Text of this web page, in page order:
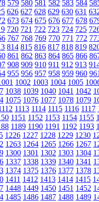
579 580 581 582 583 584
626 627 628 629 630 631
673 674 675 676 677 678
720 721 722 723 724 725
767 768 769 770 771 772
814 815 816 817 818 819
861 862 863 864 865 866
908 909 910 911 912 913
955 956 957 958 959 960 961
1002 1003 1004 1005
1038 1039 1040 1041 1042
1075 1076 1077 1078 1079
1113 1114 1115 1116 1117
1151 1152 1153 1154 1155
1189 1190 1191 1192 1193
1226 1227 1228 1229 1230
1263 1264 1265 1266 1267
1300 1301 1302 1303 1304
1337 1338 1339 1340 1341
1374 1375 1376 1377 1378
1411 1412 1413 1414 1415
1448 1449 1450 1451 1452
1485 1486 1487 1488 1489